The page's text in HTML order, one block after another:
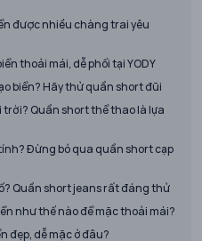
được nhiều chàng trai yêu
thoải mái, dễ phối tại YODY
biển? Hãy thử quần short đũi
Quần short thể thao là lựa
Đừng bỏ qua quần short cạp
Quần short jeans rất đáng thử
như thế nào để mặc thoải mái?
đẹp, dễ mặc ở đâu?